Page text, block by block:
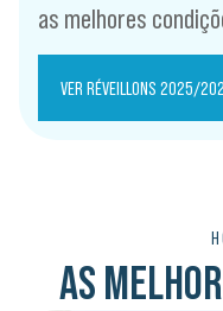
as melhores
VER RÉVEILLONS 2025/
AS